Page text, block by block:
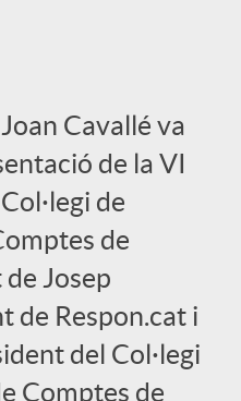
Cavallé va
de la VI
de
de
Josep
de Respon.cat i
del Col·legi
Comptes de